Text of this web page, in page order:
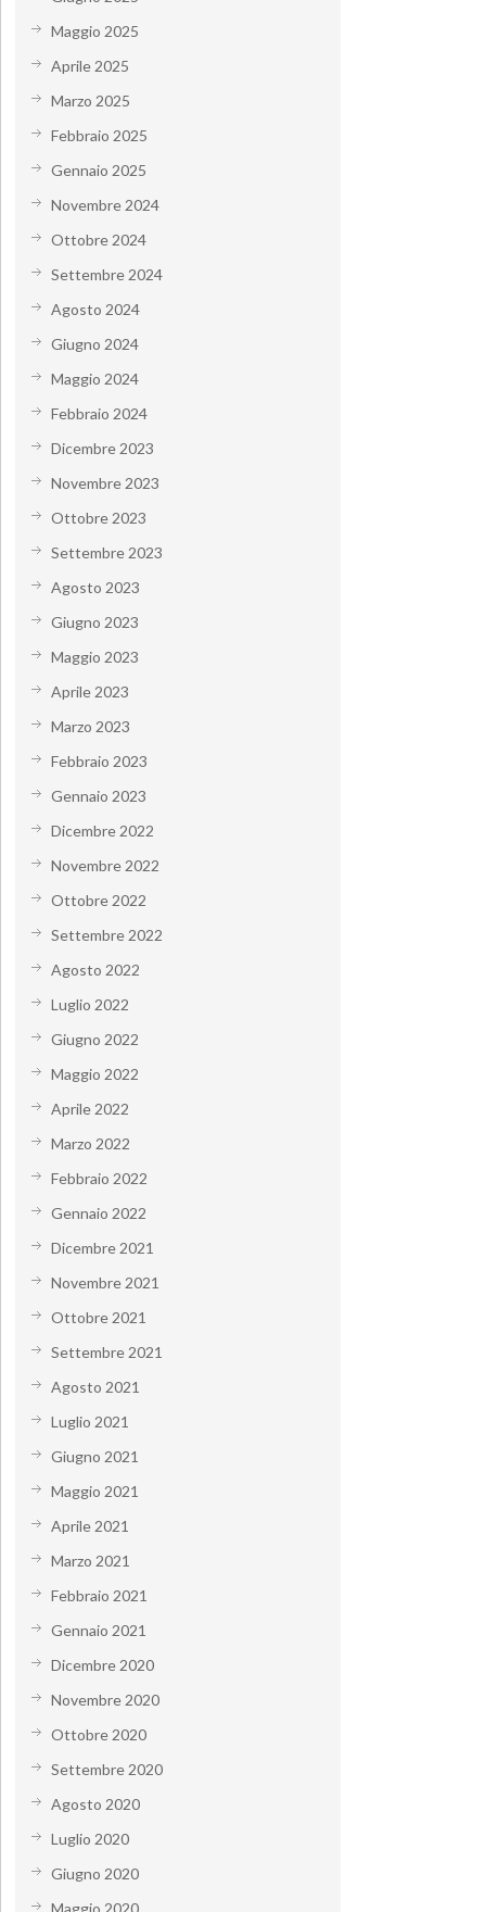
Maggio 2025
Aprile 2025
Marzo 2025
Febbraio 2025
Gennaio 2025
Novembre 2024
Ottobre 2024
Settembre 2024
Agosto 2024
Giugno 2024
Maggio 2024
Febbraio 2024
Dicembre 2023
Novembre 2023
Ottobre 2023
Settembre 2023
Agosto 2023
Giugno 2023
Maggio 2023
Aprile 2023
Marzo 2023
Febbraio 2023
Gennaio 2023
Dicembre 2022
Novembre 2022
Ottobre 2022
Settembre 2022
Agosto 2022
Luglio 2022
Giugno 2022
Maggio 2022
Aprile 2022
Marzo 2022
Febbraio 2022
Gennaio 2022
Dicembre 2021
Novembre 2021
Ottobre 2021
Settembre 2021
Agosto 2021
Luglio 2021
Giugno 2021
Maggio 2021
Aprile 2021
Marzo 2021
Febbraio 2021
Gennaio 2021
Dicembre 2020
Novembre 2020
Ottobre 2020
Settembre 2020
Agosto 2020
Luglio 2020
Giugno 2020